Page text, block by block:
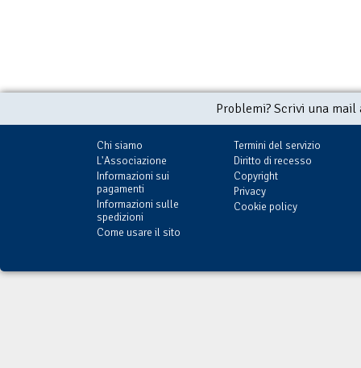
Problemi? Scrivi una
Chi siamo
L'Associazione
Informazioni sui
pagamenti
Informazioni sulle
spedizioni
Come usare il sito
Termini del servizio
Diritto di recesso
Copyright
Privacy
Cookie policy